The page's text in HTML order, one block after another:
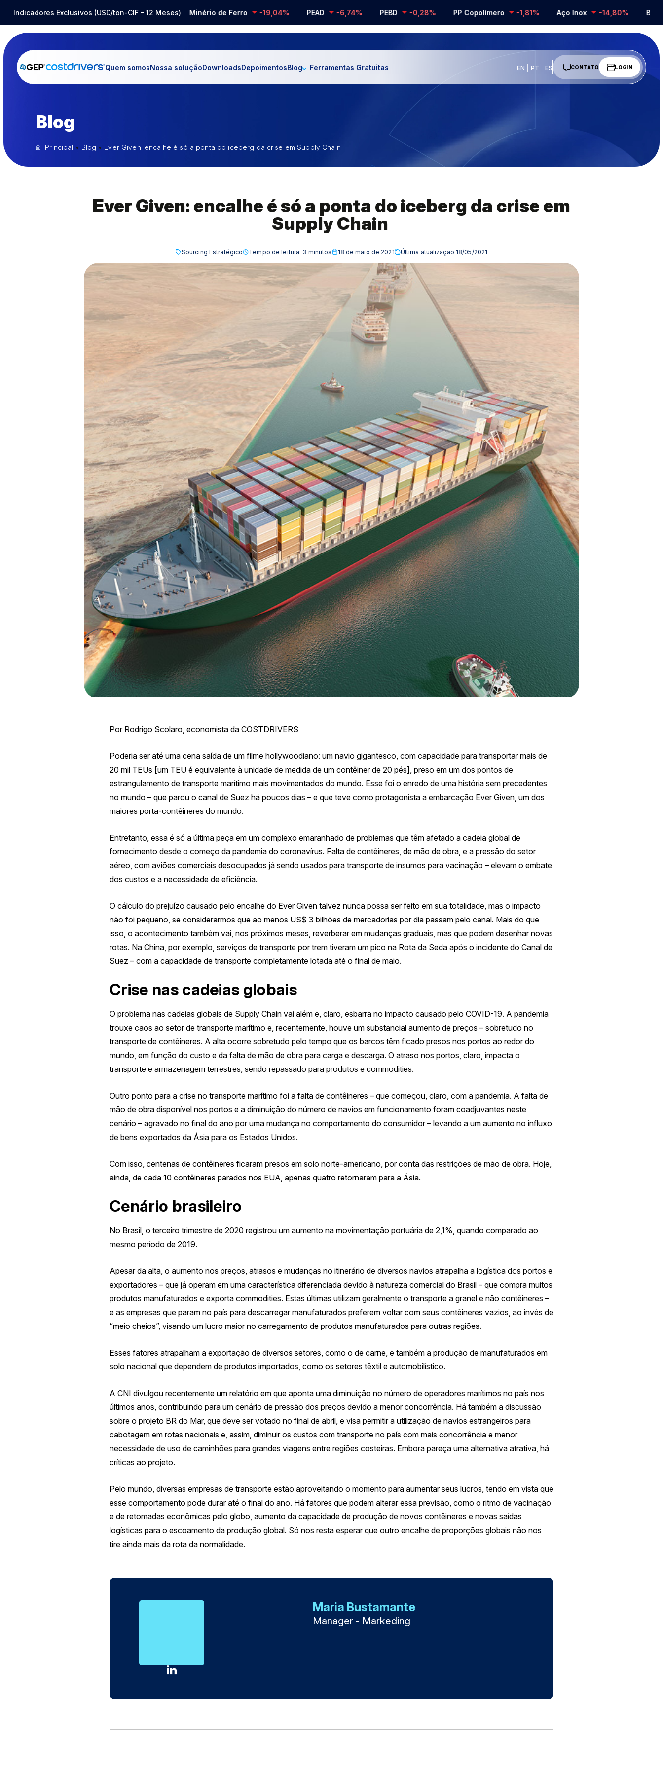
Indicadores Exclusivos (USD/ton-CIF – 12 Meses)
Inox -14,80% Barrilha -25,12% Minério de Ferro -19,04% PEAD -6,74% PEBD -0,28% PP Copolímero -1,81% Aço Inox -14,80% Barrilha
Quem somosNossa soluçãoDownloadsDepoimentosBlog Ferramentas Gratuitas EN PT ES CONTATO LOGIN
Blog
Principal • Blog • Ever Given: encalhe é só a ponta do iceberg da crise em Supply Chain
Ever Given: encalhe é só a ponta do iceberg da crise em
Supply Chain
Sourcing Estratégico Tempo de leitura: 3 minutos 18 de maio de 2021 Última atualização 18/05/2021
Por Rodrigo Scolaro , economista da COSTDRIVERS
Poderia ser até uma cena saída de um filme hollywoodiano: um navio gigantesco, com capacidade para transportar mais de
20 mil TEUs [um TEU é equivalente à unidade de medida de um contêiner de 20 pés], preso em um dos pontos de
estrangulamento de transporte marítimo mais movimentados do mundo. Esse foi o enredo de uma história sem precedentes
no mundo – que parou o canal de Suez há poucos dias – e que teve como protagonista a embarcação Ever Given , um dos
maiores porta-contêineres do mundo.
Entretanto, essa é só a última peça em um complexo emaranhado de problemas que têm afetado a cadeia global de
fornecimento desde o começo da pandemia do coronavírus. Falta de contêineres, de mão de obra, e a pressão do setor
aéreo, com aviões comerciais desocupados já sendo usados para transporte de insumos para vacinação – elevam o embate
dos custos e a necessidade de eficiência.
O cálculo do prejuízo causado pelo encalhe do Ever Given talvez nunca possa ser feito em sua totalidade, mas o impacto
não foi pequeno, se considerarmos que ao menos US$ 3 bilhões de mercadorias por dia passam pelo canal. Mais do que
isso, o acontecimento também vai, nos próximos meses, reverberar em mudanças graduais, mas que podem desenhar novas
rotas. Na China, por exemplo, serviços de transporte por trem tiveram um pico na Rota da Seda após o incidente do Canal de
Suez – com a capacidade de transporte completamente lotada até o final de maio.
Crise nas cadeias globais
O problema nas cadeias globais de Supply Chain vai além e, claro, esbarra no impacto causado pelo COVID-19. A pandemia
trouxe caos ao setor de transporte marítimo e, recentemente, houve um substancial aumento de preços – sobretudo no
transporte de contêineres. A alta ocorre sobretudo pelo tempo que os barcos têm ficado presos nos portos ao redor do
mundo, em função do custo e da falta de mão de obra para carga e descarga. O atraso nos portos, claro, impacta o
transporte e armazenagem terrestres, sendo repassado para produtos e commodities.
Outro ponto para a crise no transporte marítimo foi a falta de contêineres – que começou, claro, com a pandemia. A falta de
mão de obra disponível nos portos e a diminuição do número de navios em funcionamento foram coadjuvantes neste
cenário – agravado no final do ano por uma mudança no comportamento do consumidor – levando a um aumento no influxo
de bens exportados da Ásia para os Estados Unidos.
Com isso, centenas de contêineres ficaram presos em solo norte-americano, por conta das restrições de mão de obra. Hoje,
ainda, de cada 10 contêineres parados nos EUA, apenas quatro retornaram para a Ásia.
Cenário brasileiro
No Brasil, o terceiro trimestre de 2020 registrou um aumento na movimentação portuária de 2,1%, quando comparado ao
mesmo período de 2019.
Apesar da alta, o aumento nos preços, atrasos e mudanças no itinerário de diversos navios atrapalha a logística dos portos e
exportadores – que já operam em uma característica diferenciada devido à natureza comercial do Brasil – que compra muitos
produtos manufaturados e exporta commodities. Estas últimas utilizam geralmente o transporte a granel e não contêineres –
e as empresas que param no país para descarregar manufaturados preferem voltar com seus contêineres vazios, ao invés de
“meio cheios”, visando um lucro maior no carregamento de produtos manufaturados para outras regiões.
Esses fatores atrapalham a exportação de diversos setores, como o de carne, e também a produção de manufaturados em
solo nacional que dependem de produtos importados, como os setores têxtil e automobilístico.
A CNI divulgou recentemente um relatório em que aponta uma diminuição no número de operadores marítimos no país nos
últimos anos, contribuindo para um cenário de pressão dos preços devido a menor concorrência. Há também a discussão
sobre o projeto BR do Mar, que deve ser votado no final de abril, e visa permitir a utilização de navios estrangeiros para
cabotagem em rotas nacionais e, assim, diminuir os custos com transporte no país com mais concorrência e menor
necessidade de uso de caminhões para grandes viagens entre regiões costeiras. Embora pareça uma alternativa atrativa, há
críticas ao projeto.
Pelo mundo, diversas empresas de transporte estão aproveitando o momento para aumentar seus lucros, tendo em vista que
esse comportamento pode durar até o final do ano. Há fatores que podem alterar essa previsão, como o ritmo de vacinação
e de retomadas econômicas pelo globo, aumento da capacidade de produção de novos contêineres e novas saídas
logísticas para o escoamento da produção global. Só nos resta esperar que outro encalhe de proporções globais não nos
tire ainda mais da rota da normalidade.
Maria Bustamante
Manager - Markeding